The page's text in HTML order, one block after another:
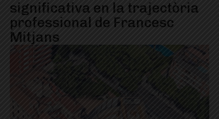
significativa en la trajectòria
professional de Francesc
Mitjans